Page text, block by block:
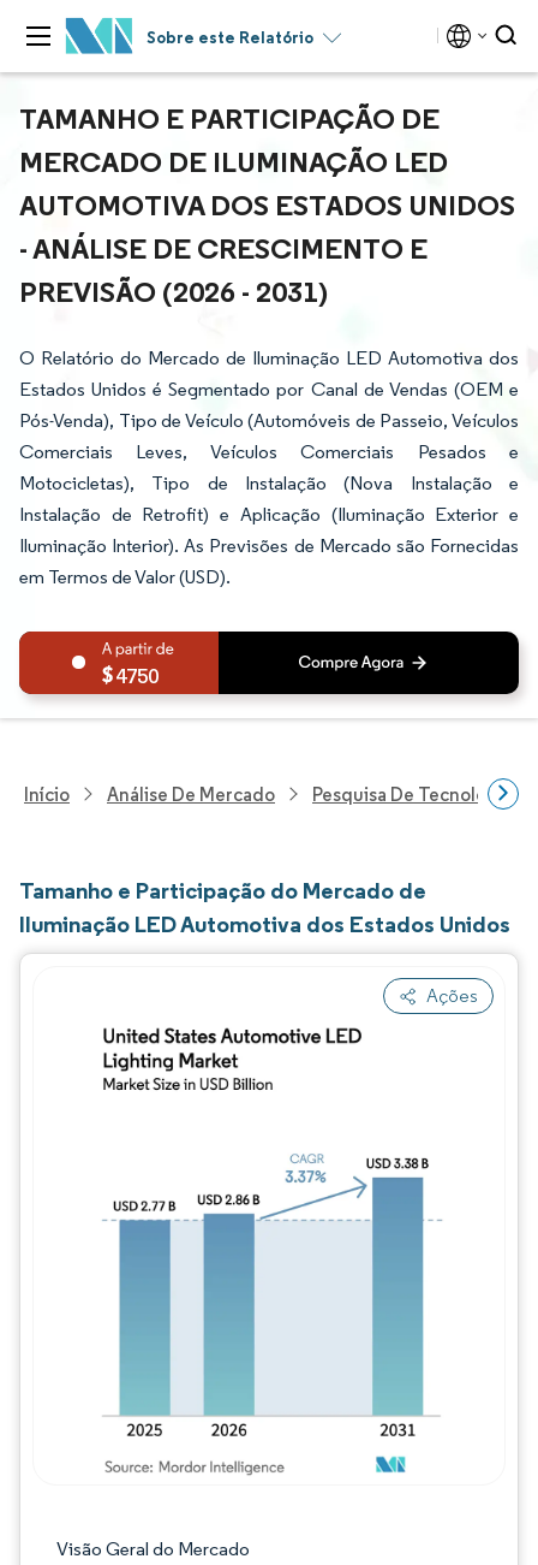
Sobre este Relatório
TAMANHO E PARTICIPAÇÃO DE
MERCADO DE ILUMINAÇÃO LED
AUTOMOTIVA DOS ESTADOS UNIDOS
- ANÁLISE DE CRESCIMENTO E
PREVISÃO (2026 - 2031)
O Relatório do Mercado de Iluminação LED Automotiva dos
Estados Unidos é Segmentado por Canal de Vendas (OEM e
Pós-Venda), Tipo de Veículo (Automóveis de Passeio, Veículos
Comerciais Leves, Veículos Comerciais Pesados e
Motocicletas), Tipo de Instalação (Nova Instalação e
Instalação de Retrofit) e Aplicação (Iluminação Exterior e
Iluminação Interior). As Previsões de Mercado são Fornecidas
em Termos de Valor (USD).
4750
Início Análise De Mercado Pesquisa De Tecnologia,
Tamanho e Participação do Mercado de
Iluminação LED Automotiva dos Estados Unidos
Ações
Visão Geral do Mercado